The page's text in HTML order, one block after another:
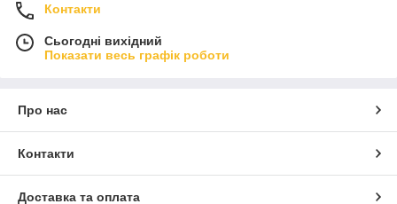
Контакти
Сьогодні вихідний
Показати весь графік роботи
Про нас
Контакти
Доставка та оплата